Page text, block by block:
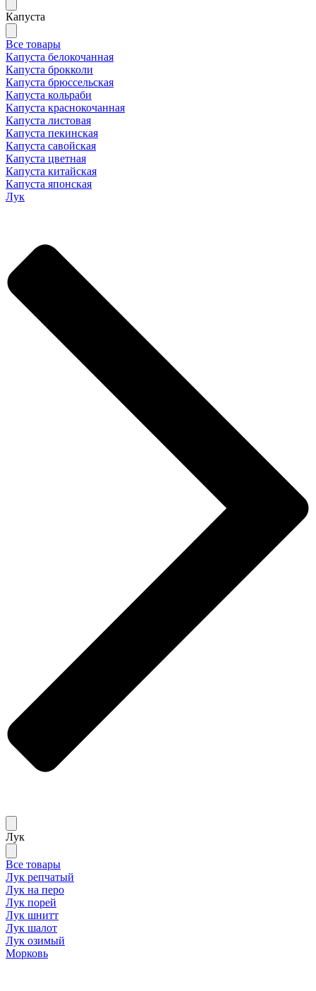
Капуста
Все товары
Капуста белокочанная
Капуста брокколи
Капуста брюссельская
Капуста кольраби
Капуста краснокочанная
Капуста листовая
Капуста пекинская
Капуста савойская
Капуста цветная
Капуста китайская
Капуста японская
Лук
Лук
Все товары
Лук репчатый
Лук на перо
Лук порей
Лук шнитт
Лук шалот
Лук озимый
Морковь